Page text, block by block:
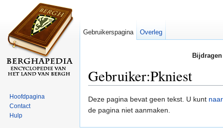
Gebruiker:Pkniest
Deze pagina bevat geen tekst. U kunt
de pagina niet aanmaken.
Gebruikerspagina Overleg
Hoofdpagina
Contact
Hulp